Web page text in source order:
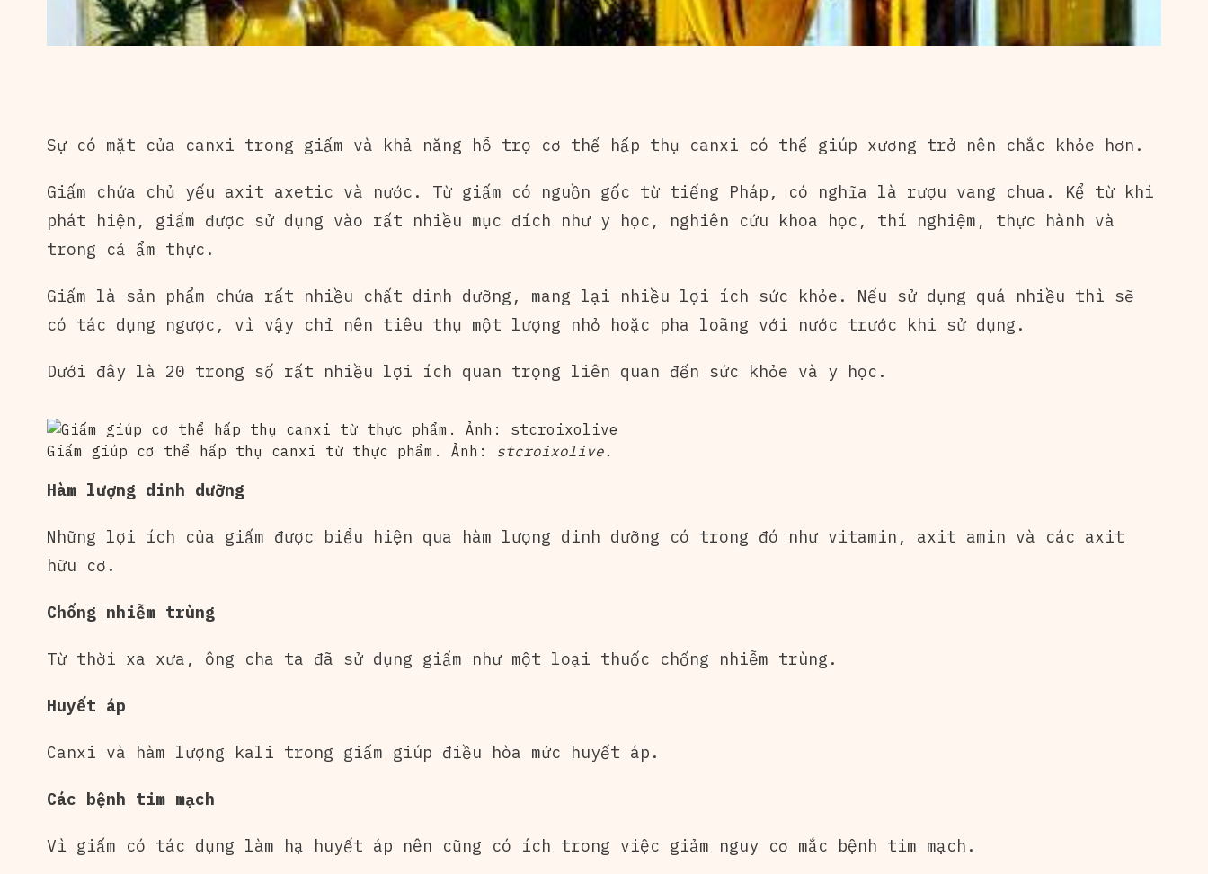
Sự có mặt của canxi trong giấm và khả năng hỗ trợ cơ thể hấp thụ canxi có thể giúp xương trở nên chắc khỏe hơn.
Giấm chứa chủ yếu axit axetic và nước. Từ giấm có nguồn gốc từ tiếng Pháp, có nghĩa là rượu vang chua. Kể từ khi
phát hiện, giấm được sử dụng vào rất nhiều mục đích như y học, nghiên cứu khoa học, thí nghiệm, thực hành và
trong cả ẩm thực.
Giấm là sản phẩm chứa rất nhiều chất dinh dưỡng, mang lại nhiều lợi ích sức khỏe. Nếu sử dụng quá nhiều thì sẽ
có tác dụng ngược, vì vậy chỉ nên tiêu thụ một lượng nhỏ hoặc pha loãng với nước trước khi sử dụng.
Dưới đây là 20 trong số rất nhiều lợi ích quan trọng liên quan đến sức khỏe và y học.
Giấm giúp cơ thể hấp thụ canxi từ thực phẩm. Ảnh: stcroixolive.
Hàm lượng dinh dưỡng
Những lợi ích của giấm được biểu hiện qua hàm lượng dinh dưỡng có trong đó như vitamin, axit amin và các axit
hữu cơ.
Chống nhiễm trùng
Từ thời xa xưa, ông cha ta đã sử dụng giấm như một loại thuốc chống nhiễm trùng.
Huyết áp
Canxi và hàm lượng kali trong giấm giúp điều hòa mức huyết áp.
Các bệnh tim mạch
Vì giấm có tác dụng làm hạ huyết áp nên cũng có ích trong việc giảm nguy cơ mắc bệnh tim mạch.